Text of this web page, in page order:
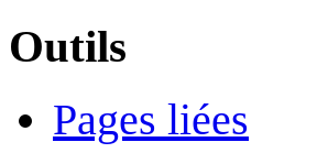
Outils
Pages liées